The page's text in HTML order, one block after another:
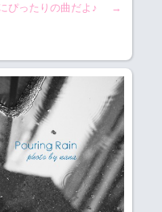
ぴったりの曲だよ♪ →